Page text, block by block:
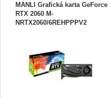
MANLI Grafická karta GeForce
RTX 2060 M-
NRTX2060/6REHPPPV2
kryptomien o 50%. Veľmi výkonná herná
grafická karta, rozhranie PCIe 3.0,
grafické jadro GeForce RTX 2060 ,